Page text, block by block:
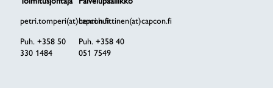
petri.tomperi(at)capcon.fi
Puh. +358 50
330 1484
henri.huittinen(at)capcon.fi
Puh. +358 40
051 7549